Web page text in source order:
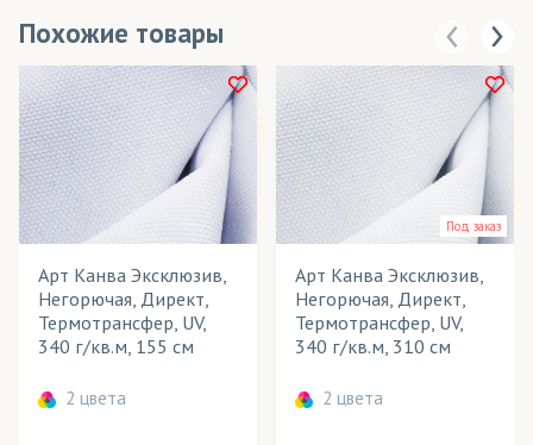
Похожие товары
Арт Канва Эксклюзив,
Негорючая, Директ,
Термотрансфер, UV,
340 г/кв.м, 155 см
2 цвета
Под заказ
Арт Канва Эксклюзив,
Негорючая, Директ,
Термотрансфер, UV,
340 г/кв.м, 310 см
2 цвета